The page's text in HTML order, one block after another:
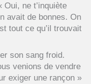
ne t’inquiète
avait de bonnes. On
tout ce qu’il trouvait
son sang froid.
venions de vendre
exiger une rançon »